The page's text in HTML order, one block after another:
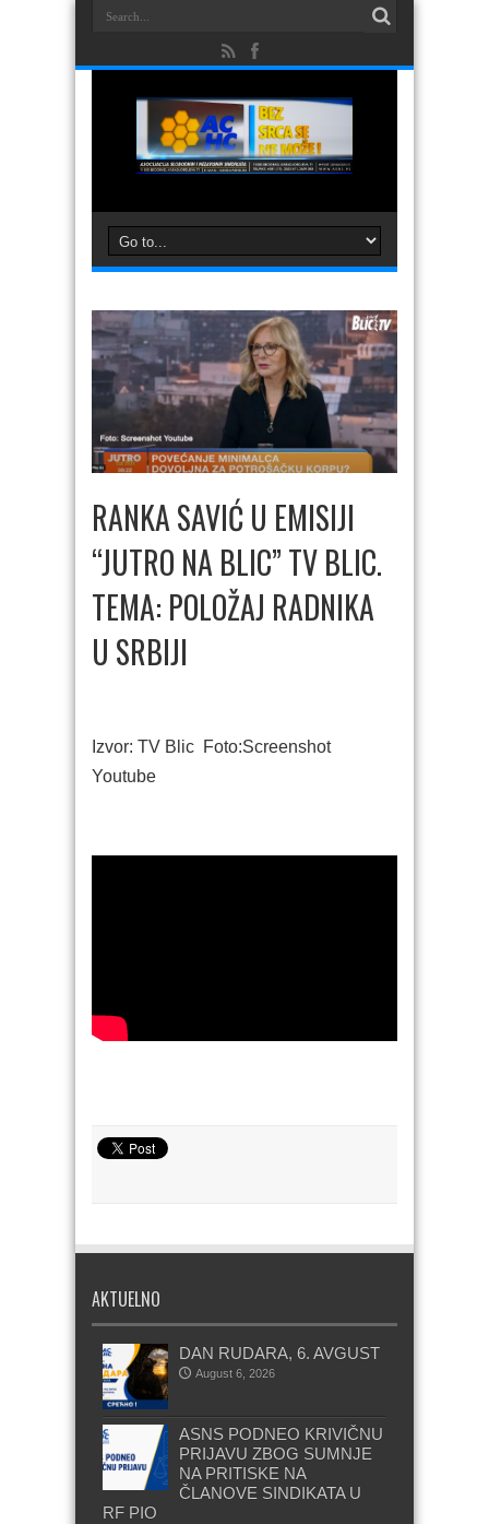
RANKA SAVIĆ U EMISIJI
“JUTRO NA BLIC” TV BLIC.
TEMA: POLOŽAJ RADNIKA
U SRBIJI
Izvor: TV Blic Foto:Screenshot
Youtube
AKTUELNO
DAN RUDARA, 6. AVGUST
August 6, 2026
ASNS PODNEO KRIVIČNU
PRIJAVU ZBOG SUMNJE
NA PRITISKE NA
ČLANOVE SINDIKATA U
RF PIO